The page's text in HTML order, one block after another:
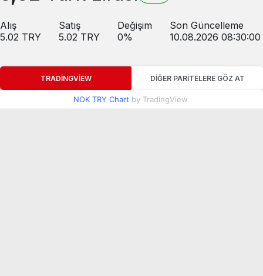
Alış
5.02 TRY
Satış
5.02 TRY
Değişim
0%
Son Güncelleme
10.08.2026 08:30:00
TRADINGVIEW DIĞER PARITELERE GÖZ AT
NOK TRY Chart by TradingView